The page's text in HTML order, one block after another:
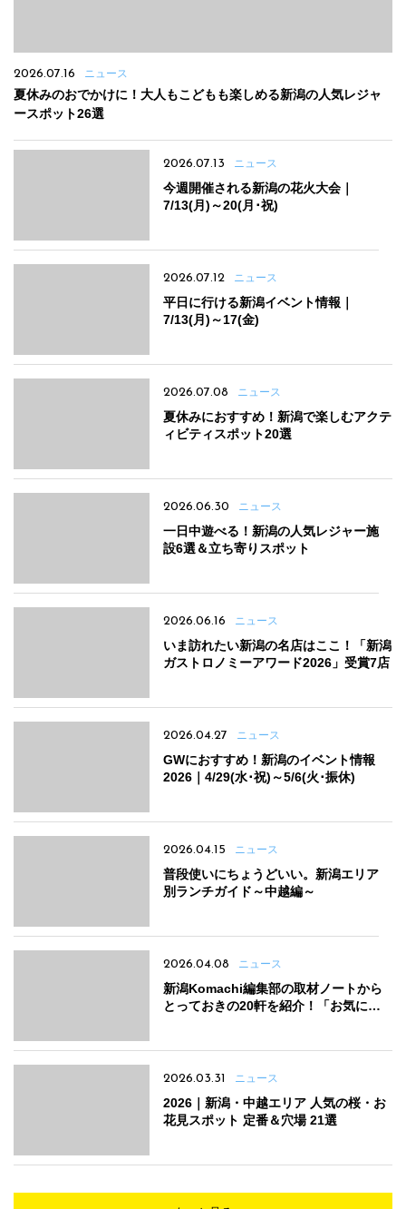
2026.07.16 ニュース
夏休みのおでかけに！大人もこどもも楽しめる新潟の人気レジャ
ースポット26選
2026.07.13 ニュース
今週開催される新潟の花火大会｜
7/13(月)～20(月･祝)
2026.07.12 ニュース
平日に行ける新潟イベント情報｜
7/13(月)～17(金)
2026.07.08 ニュース
夏休みにおすすめ！新潟で楽しむアクテ
ィビティスポット20選
2026.06.30 ニュース
一日中遊べる！新潟の人気レジャー施
設6選＆立ち寄りスポット
2026.06.16 ニュース
いま訪れたい新潟の名店はここ！「新潟
ガストロノミーアワード2026」受賞7店
2026.04.27 ニュース
GWにおすすめ！新潟のイベント情報
2026｜4/29(水･祝)～5/6(火･振休)
2026.04.15 ニュース
普段使いにちょうどいい。新潟エリア
別ランチガイド～中越編～
2026.04.08 ニュース
新潟Komachi編集部の取材ノートから
とっておきの20軒を紹介！「お気に入
2026.03.31 ニュース
2026｜新潟・中越エリア 人気の桜・お
花見スポット 定番＆穴場 21選